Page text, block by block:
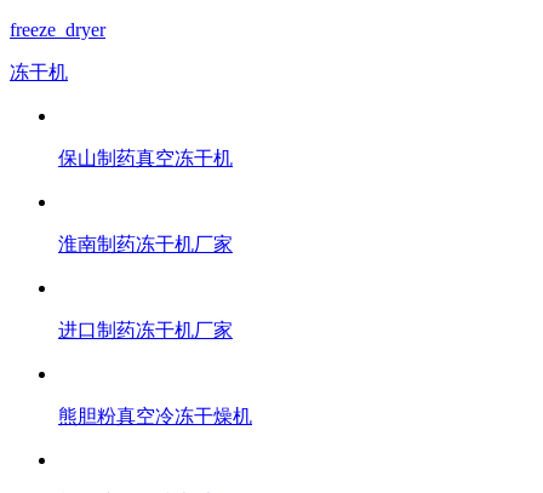
freeze_dryer
冻干机
保山制药真空冻干机
淮南制药冻干机厂家
进口制药冻干机厂家
熊胆粉真空冷冻干燥机